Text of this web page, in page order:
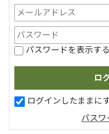
パスワードを表示する
ログインしたままに
パス